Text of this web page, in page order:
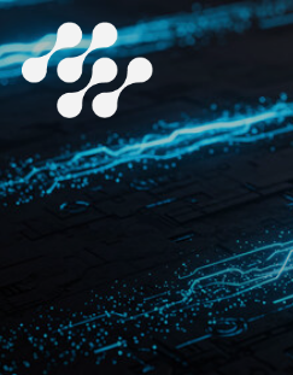
Pular
para
o
conteúdo